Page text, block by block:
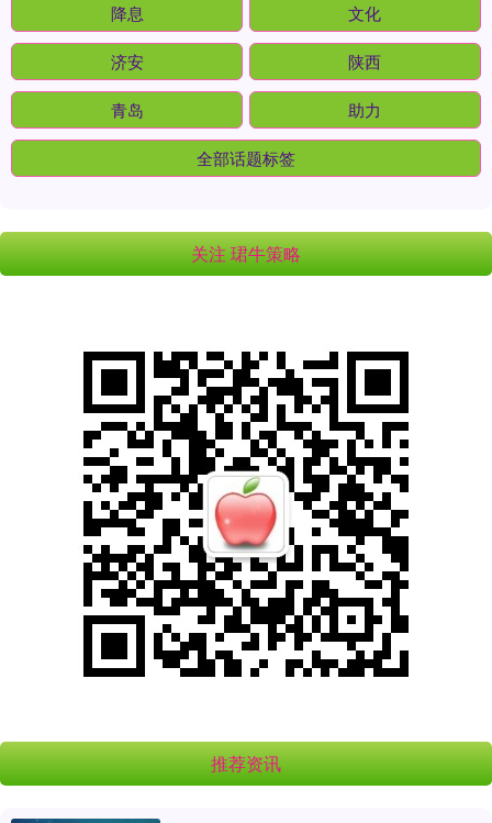
降息 文化
济安 陕西
青岛 助力
全部话题标签
关注 珺牛策略
推荐资讯